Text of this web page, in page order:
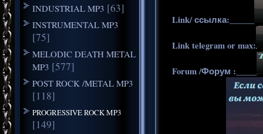
INDUSTRIAL MP3 [63]
INSTRUMENTAL MP3
[75]
MELODIC DEATH METAL
MP3 [577]
POST ROCK /METAL MP3
[118]
PROGRESSIVE ROCK MP3
[149]
Link/ ссылка:______
Link telegram or max:
Forum /Форум :_____